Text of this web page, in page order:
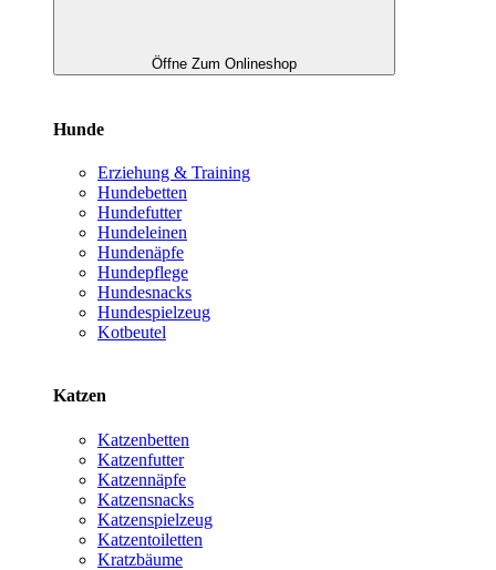
Öffne Zum Onlineshop
Hunde
Erziehung & Training
Hundebetten
Hundefutter
Hundeleinen
Hundenäpfe
Hundepflege
Hundesnacks
Hundespielzeug
Kotbeutel
Katzen
Katzenbetten
Katzenfutter
Katzennäpfe
Katzensnacks
Katzenspielzeug
Katzentoiletten
Kratzbäume